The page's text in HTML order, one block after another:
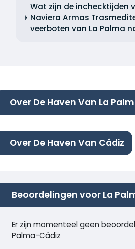
Wat zijn de inchecktijden
Naviera Armas
veerboten van La Palma
Over De Haven Van La
Over De Haven Van Cádiz
Beoordelingen voor La
Er zijn momenteel geen
Palma-Cádiz